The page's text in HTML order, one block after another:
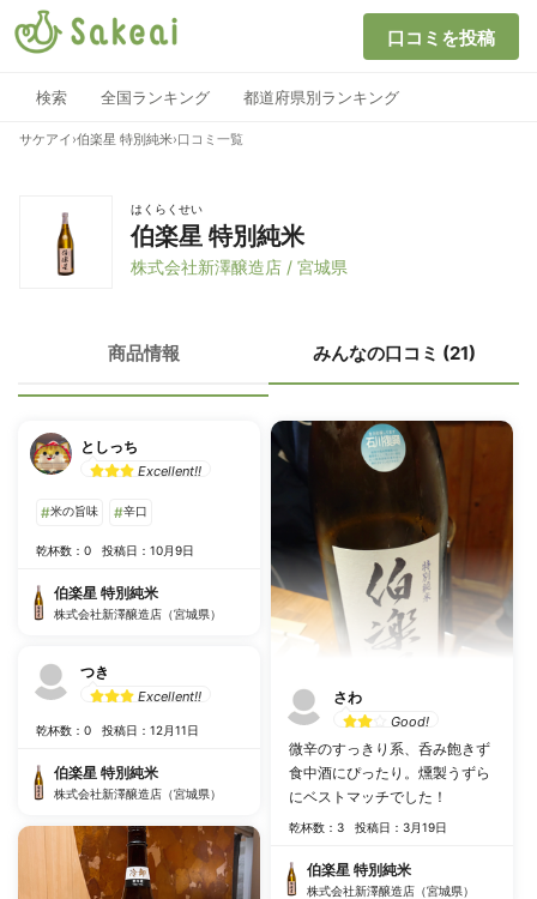
口コミを投稿
検索 全国ランキング 都道府県別ランキング
サケアイ ›伯楽星 特別純米›口コミ一覧
はくらくせい
伯楽星 特別純米
株式会社新澤醸造店 / 宮城県
商品情報 みんなの口コミ (21)
としっち
Excellent!!
#米の旨味 #辛口
乾杯数：0 投稿日：10月9日
伯楽星 特別純米
株式会社新澤醸造店（宮城県）
さわ
Good!
微辛のすっきり系、呑み飽きず
食中酒にぴったり。燻製うずら
にベストマッチでした！
乾杯数：3 投稿日：3月19日
伯楽星 特別純米
株式会社新澤醸造店（宮城県）
つき
Excellent!!
乾杯数：0 投稿日：12月11日
伯楽星 特別純米
株式会社新澤醸造店（宮城県）